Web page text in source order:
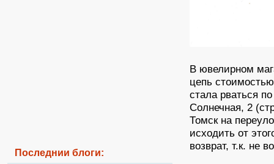
Последнии блоги:
В ювелирном
цепь
стала рваться
Солнечная, 2
Томск на
исходить от
возврат, т.к. не